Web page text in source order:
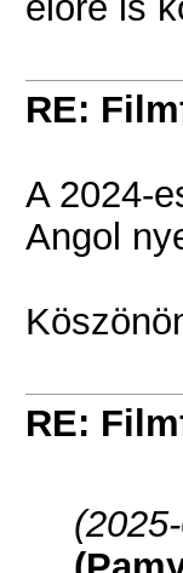
RE:
A 2024-
Angol
RE: